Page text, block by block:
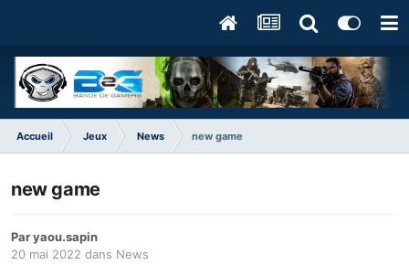
Accueil Jeux News new game
new game
Paryaou.sapin
20 mai 2022 dans News